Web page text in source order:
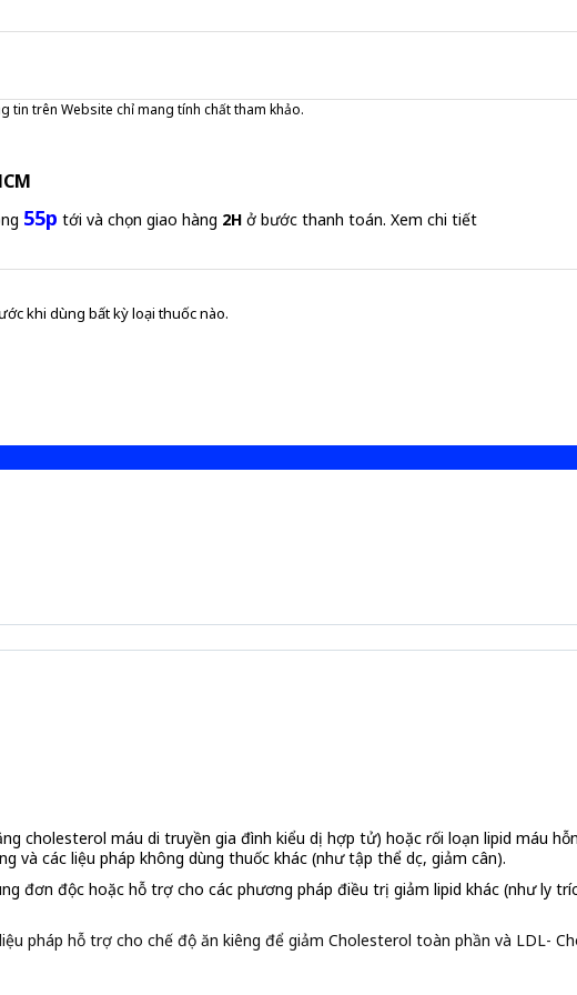
tin trên Website chỉ mang tính chất tham khảo.
55p tới và chọn giao hàng 2H ở bước thanh toán. Xem chi tiết
khi dùng bất kỳ loại thuốc nào.
cholesterol máu di truyền gia đình kiểu dị hợp tử) hoặc rối loạn lipid máu
và các liệu pháp không dùng thuốc khác (như tập thể dục, giảm cân).
đơn độc hoặc hỗ trợ cho các phương pháp điều trị giảm lipid khác (như ly
pháp hỗ trợ cho chế độ ăn kiêng để giảm Cholesterol toàn phần và LDL-